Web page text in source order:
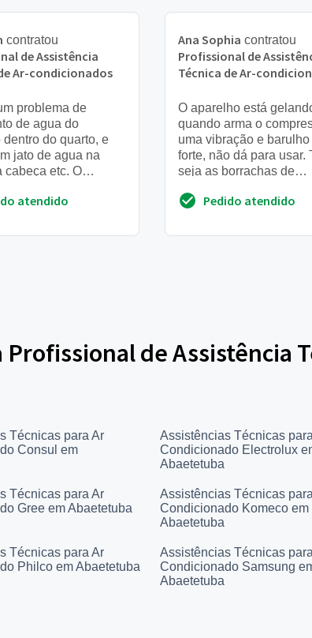
contratou
de Assistência
Ar-condicionados
problema de
de agua do
dentro do quarto, e
jato de agua na
cabeça etc. O
painel mdf
atendido
Ana Sophia contratou
Profissional de
Técnica de Ar-
O aparelho está
quando arma o
uma vibração e
forte, não dá para usar.
seja as borrachas de
Pedido atendido
de Assistência
Técnicas para Ar
Consul em
Assistências Técnicas
Condicionado Electrolux
Abaetetuba
Técnicas para Ar
Gree em Abaetetuba
Assistências Técnicas
Condicionado Komeco em
Abaetetuba
Técnicas para Ar
Philco em Abaetetuba
Assistências Técnicas
Condicionado Samsung
Abaetetuba